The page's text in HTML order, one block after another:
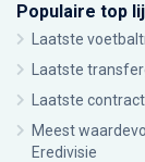
Populaire top
Laatste
Laatste
Laatste
Meest
Eredivisie